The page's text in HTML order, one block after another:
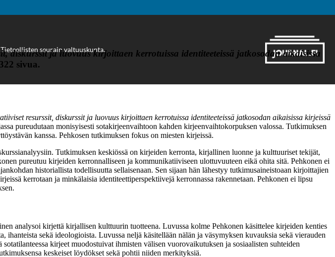
Tieteellisten seurain valtuuskunta.